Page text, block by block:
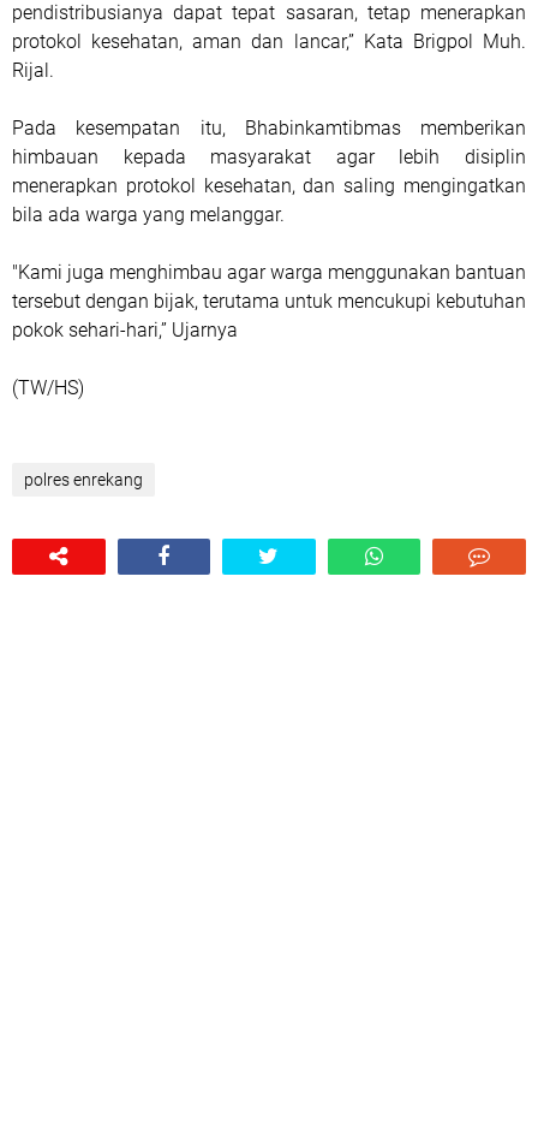
pendistribusianya dapat tepat sasaran, tetap menerapkan
protokol kesehatan, aman dan lancar,” Kata Brigpol Muh.
Rijal.
Pada kesempatan itu, Bhabinkamtibmas memberikan
himbauan kepada masyarakat agar lebih disiplin
menerapkan protokol kesehatan, dan saling mengingatkan
bila ada warga yang melanggar.
"Kami juga menghimbau agar warga menggunakan bantuan
tersebut dengan bijak, terutama untuk mencukupi kebutuhan
pokok sehari-hari,” Ujarnya
(TW/HS)
polres enrekang